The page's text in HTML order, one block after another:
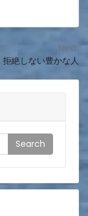
Next:
拒絶しない豊かな人